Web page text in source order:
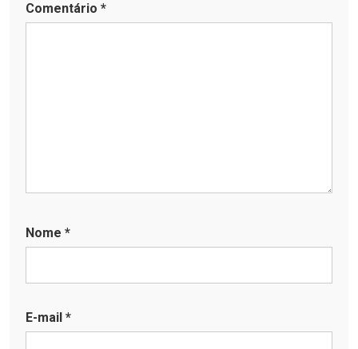
Comentário *
Nome *
E-mail *